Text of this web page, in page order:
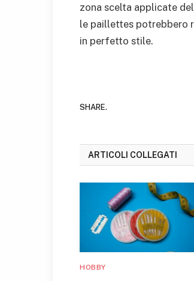
zona scelta applicate
le paillettes potrebbero
in perfetto stile.
SHARE.
ARTICOLI COLLEGATI
HOBBY